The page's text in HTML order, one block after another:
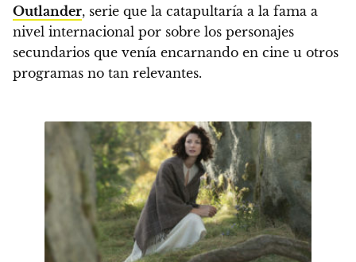
Outlander, serie que la catapultaría a la fama a
nivel internacional por sobre los personajes
secundarios que venía encarnando en cine u otros
programas no tan relevantes.